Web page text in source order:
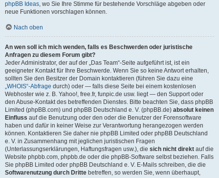
phpBB Ideas, wo Sie Ihre Stimme für bestehende Vorschläge abgeben oder
neue Funktionen vorschlagen können.
Nach oben
An wen soll ich mich wenden, falls es Beschwerden oder juristische
Anfragen zu diesem Forum gibt?
Jeder Administrator, der auf der „Das Team“-Seite aufgeführt ist, ist ein
geeigneter Kontakt für Ihre Beschwerde. Wenn Sie so keine Antwort erhalten,
sollten Sie den Besitzer der Domain kontaktieren (führen Sie dazu eine
„WHOIS“-Abfrage durch) oder — falls diese Seite bei einem kostenlosen
Webhoster wie z. B. Yahoo!, free.fr, funpic.de usw. liegt — den Support oder
den Abuse-Kontakt des betreffenden Dienstes. Bitte beachten Sie, dass phpBB
Limited (phpBB.com) und phpBB Deutschland e. V. (phpBB.de) absolut keinen
Einfluss auf die Benutzung oder den oder die Benutzer der Forensoftware
haben und dafür in keiner Weise zur Verantwortung herangezogen werden
können. Kontaktieren Sie daher nie phpBB Limited oder phpBB Deutschland
e. V. in Zusammenhang mit jeglichen juristischen Fragen
(Unterlassungserklärungen, Haftungsfragen usw.), die sich nicht direkt auf die
Website phpbb.com, phpbb.de oder die phpBB-Software selbst beziehen. Falls
Sie phpBB Limited oder phpBB Deutschland e. V. E-Mails schreiben, die die
Softwarenutzung durch Dritte betreffen, so werden Sie, wenn überhaupt,